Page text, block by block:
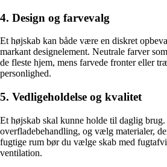
4. Design og farvevalg
Et højskab kan både være en diskret
markant designelement. Neutrale farver
de fleste hjem, mens farvede fronter eller
personlighed.
5. Vedligeholdelse og kvalitet
Et højskab skal kunne holde til daglig
overfladebehandling, og vælg materialer,
fugtige rum bør du vælge skab med
ventilation.